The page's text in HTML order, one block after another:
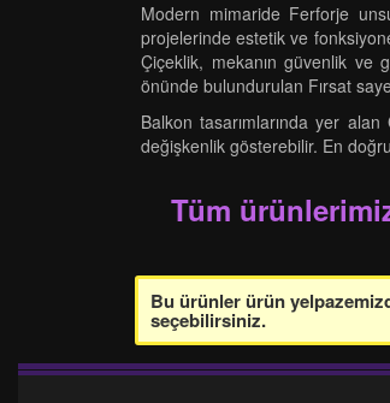
Modern mimaride Ferforje
projelerinde estetik ve
Çiçeklik, mekanın güvenlik ve
önünde bulundurulan Fırsat
Balkon tasarımlarında yer
değişkenlik gösterebilir. En
Tüm
Bu ürünler ürün
seçebilirsiniz.